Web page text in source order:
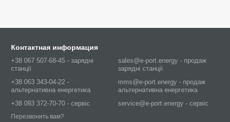
Контактная информация
+38 067 507-68-45 - зарядні
станції
+38 063 343-04-22 -
альтернативна енергетика
+38 093 372-70-70 - сервіс
Перезвонить вам?
sales@e-port.energy - продаж
зарядні станції
mms@e-port.energy - продаж
альтернативна енергетика
service@e-port.energy - сервіс